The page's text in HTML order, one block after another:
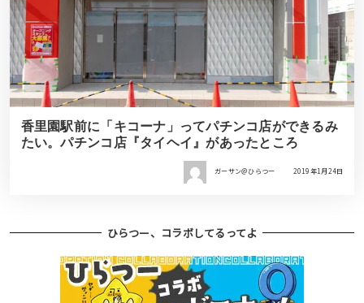
香里園駅前に「キコーナ」ってパチンコ店ができるみ
たい。パチンコ店『タイヘイ』があったところ
ガーサン＠ひらつー 2019年1月24日
ひらつー、コラボしてるってよ